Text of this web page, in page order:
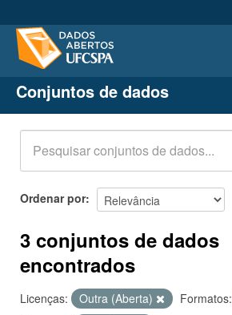
Conjuntos de dados
Organizações
Grupos
Sobre
Conjuntos de dados
Ordenar por
3 conjuntos de dados
encontrados
Licenças: Outra (Aberta) Formatos: